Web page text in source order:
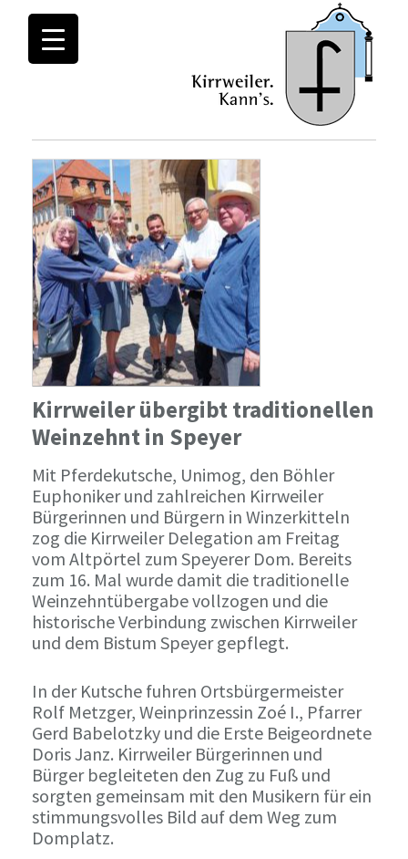
Kirrweiler übergibt traditionellen
Weinzehnt in Speyer
Mit Pferdekutsche, Unimog, den Böhler
Euphoniker und zahlreichen Kirrweiler
Bürgerinnen und Bürgern in Winzerkitteln
zog die Kirrweiler Delegation am Freitag
vom Altpörtel zum Speyerer Dom. Bereits
zum 16. Mal wurde damit die traditionelle
Weinzehntübergabe vollzogen und die
historische Verbindung zwischen Kirrweiler
und dem Bistum Speyer gepflegt.
In der Kutsche fuhren Ortsbürgermeister
Rolf Metzger, Weinprinzessin Zoé I., Pfarrer
Gerd Babelotzky und die Erste Beigeordnete
Doris Janz. Kirrweiler Bürgerinnen und
Bürger begleiteten den Zug zu Fuß und
sorgten gemeinsam mit den Musikern für ein
stimmungsvolles Bild auf dem Weg zum
Domplatz.